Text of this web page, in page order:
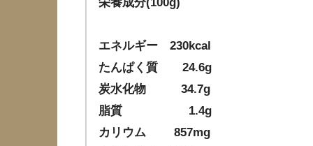
エネルギー 230kcal
たんぱく質 24.6g
炭水化物 34.7g
脂質 1.4g
カリウム 857mg